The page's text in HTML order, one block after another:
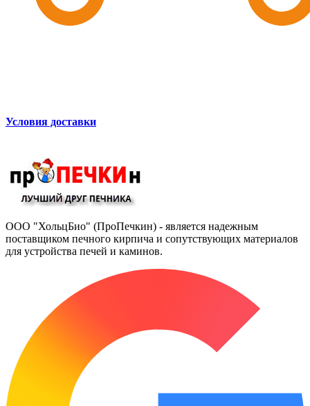
Условия доставки
ООО "ХольцБио" (ПроПечкин) - является надежным
поставщиком печного кирпича и сопутствующих материалов
для устройства печей и каминов.